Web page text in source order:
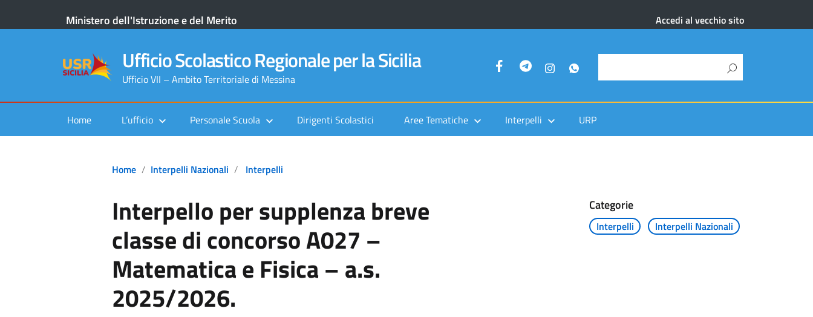
Ministero dell'Istruzione e del Merito Accedi al vecchio sito
Ufficio Scolastico Regionale per la Sicilia
Ufficio VII – Ambito Territoriale di Messina
Home L’ufficio Personale Scuola Dirigenti Scolastici Aree Tematiche Interpelli URP
Home Interpelli Nazionali Interpelli
Interpello per supplenza breve
classe di concorso A027 –
Matematica e Fisica – a.s.
2025/2026.
Categorie
Interpelli Interpelli Nazionali